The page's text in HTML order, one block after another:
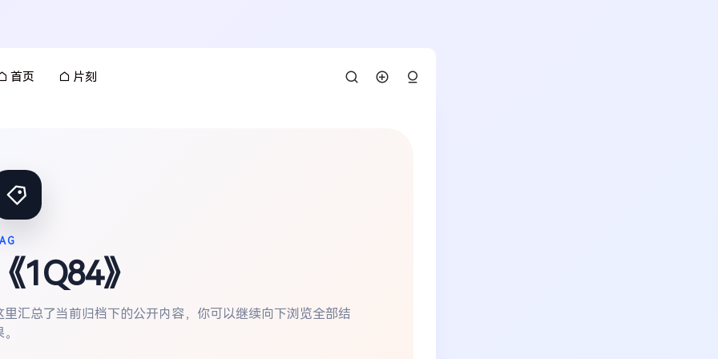
首页 片刻
1Q84》
里汇总了当前归档下的公开内容，你可以继续向下浏览全部结